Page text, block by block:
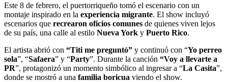
Este 8 de febrero, el puertorriqueño tomó el escenario con un
montaje inspirado en la experiencia migrante. El show incluyó
escenarios que recrearon oficios comunes de quienes viven lejos
de su país, una calle al estilo Nueva York y Puerto Rico.
El artista abrió con “Titi me preguntó” y continuó con “Yo perreo
sola”, “Safaera” y “Party”. Durante la canción “Voy a llevarte a
PR”, protagonizó un momento simbólico al ingresar a “La Casita”,
donde se mostró a una familia boricua viendo el show.